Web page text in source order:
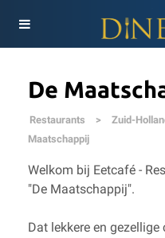
De
Restaurants > Zuid-
Maatschappij
Welkom bij Eetcafé -
"De Maatschappij".
Dat lekkere en